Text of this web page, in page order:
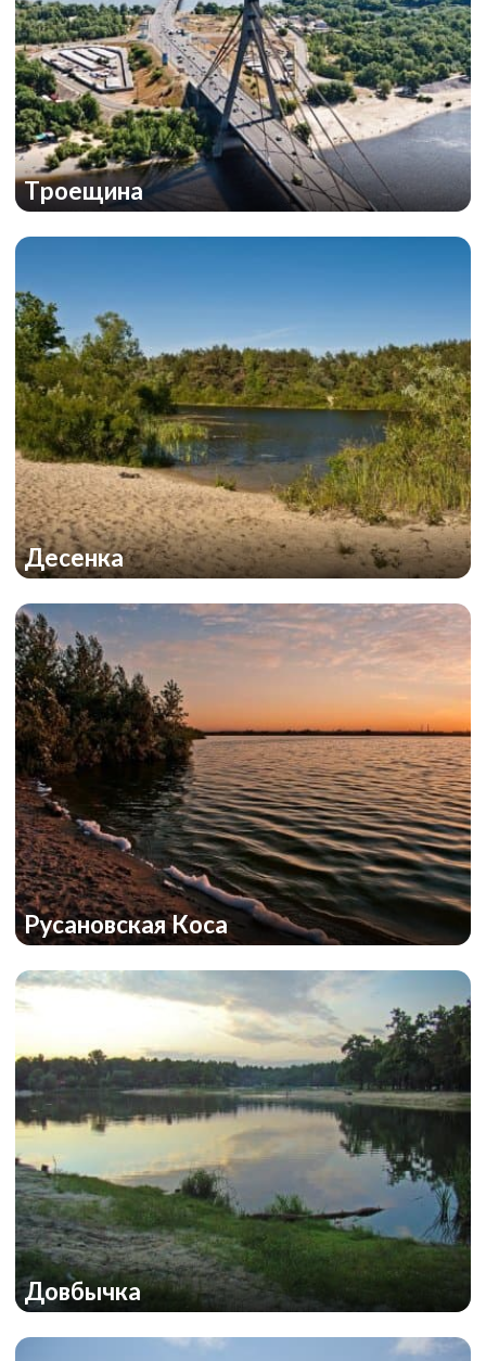
Троещина
Десенка
Русановская Коса
Довбычка